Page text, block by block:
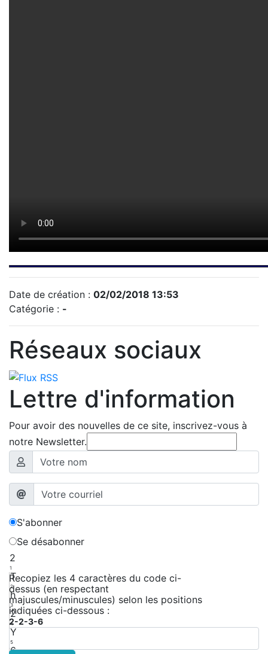
Date de création : 02/02/2018 13:53
Catégorie : -
Réseaux sociaux
Lettre d'information
Pour avoir des nouvelles de ce site, inscrivez-vous à
notre Newsletter.
S'abonner
Se désabonner
2
1
T
2
h
3
2
4
Y
5
6
Recopiez les 4 caractères du code ci-
dessus (en respectant
majuscules/minuscules) selon les positions
indiquées ci-dessous :
2-2-3-6